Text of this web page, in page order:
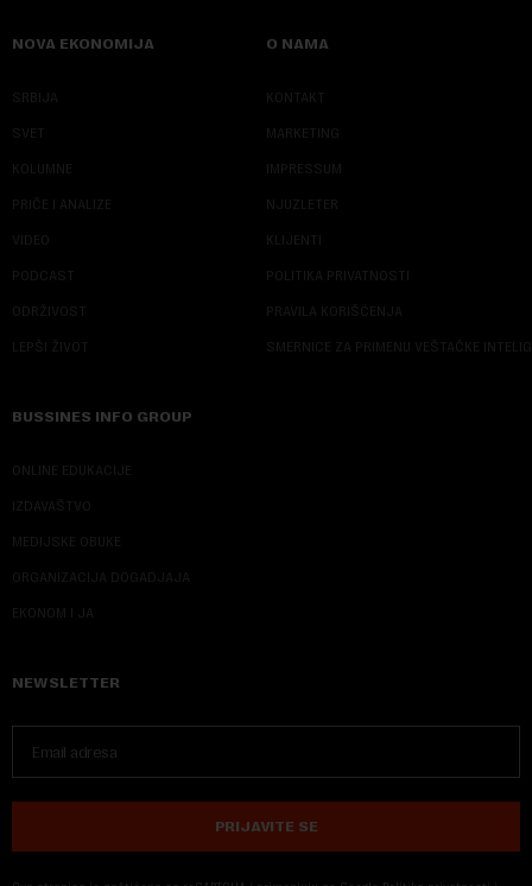
NOVA EKONOMIJA
SRBIJA
SVET
KOLUMNE
PRIČE I ANALIZE
VIDEO
PODCAST
ODRŽIVOST
LEPŠI ŽIVOT
O NAMA
KONTAKT
MARKETING
IMPRESSUM
NJUZLETER
KLIJENTI
POLITIKA PRIVATNOSTI
PRAVILA KORIŠĆENJA
SMERNICE ZA PRIMENU VEŠTAČKE
BUSSINES INFO GROUP
ONLINE EDUKACIJE
IZDAVAŠTVO
MEDIJSKE OBUKE
ORGANIZACIJA DOGADJAJA
EKONOM I JA
NEWSLETTER
PRIJAVITE SE